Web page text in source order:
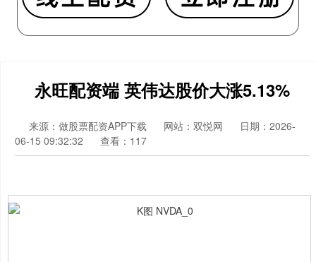
永旺配资端 英伟达股价大涨5.13%
来源：做股票配资APP下载 网站：双悦网
日期：2026-
06-15 09:32:32
查看：117